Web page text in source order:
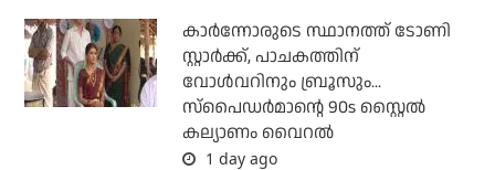
കാര്‍ന്നോരുടെ സ്ഥാനത്ത് ടോണി
സ്റ്റാര്‍ക്ക്, പാചകത്തിന്
വോള്‍വറിനും ബ്രൂസും...
സ്‌പൈഡര്‍മാന്റെ 90s സ്റ്റൈല്‍
കല്യാണം വൈറല്‍
1 day ago